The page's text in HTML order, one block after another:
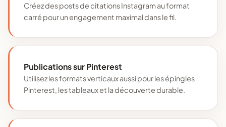
Créez des posts de citations Instagram au format
carré pour un engagement maximal dans le fil.
Publications sur Pinterest
Utilisez les formats verticaux aussi pour les épingles
Pinterest, les tableaux et la découverte durable.